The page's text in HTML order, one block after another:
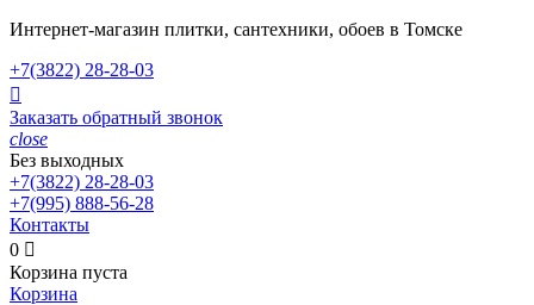
Интернет-магазин плитки, сантехники, обоев в Томске
+7(3822) 28-28-03

Заказать обратный звонок
close
Без выходных
+7(3822) 28-28-03
+7(995) 888-56-28
Контакты
0 
Корзина пуста
Корзина